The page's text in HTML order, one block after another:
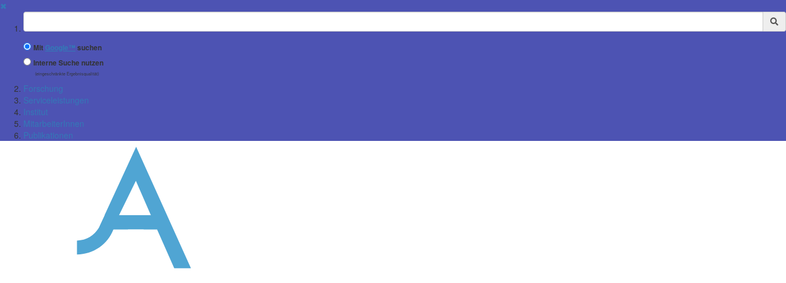
✖
Suchbegriff
Mit Google™ suchen
Interne Suche nutzen
(eingeschränkte Ergebnisqualität)
Forschung
Serviceleistungen
Institut
MitarbeiterInnen
Publikationen